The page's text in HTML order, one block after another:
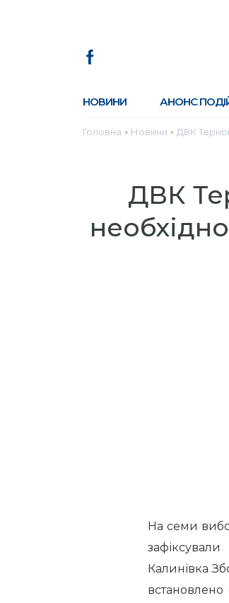
НОВИНИ АНОНС
Головна ● Новини ● ДВК
ДВК
На семи
Калинівка